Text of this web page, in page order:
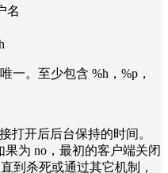
名
一。至少包含 %h，%p，
打开后后台保持的时间。
果为 no，最初的客户端关闭
到杀死或通过其它机制，